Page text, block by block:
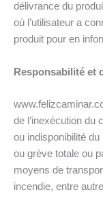
délivrance du
où l’utilisateur a
produit pour en
Responsabilité et
de l’inexécution du
ou indisponibilité
ou grève totale ou
moyens de
incendie, entre